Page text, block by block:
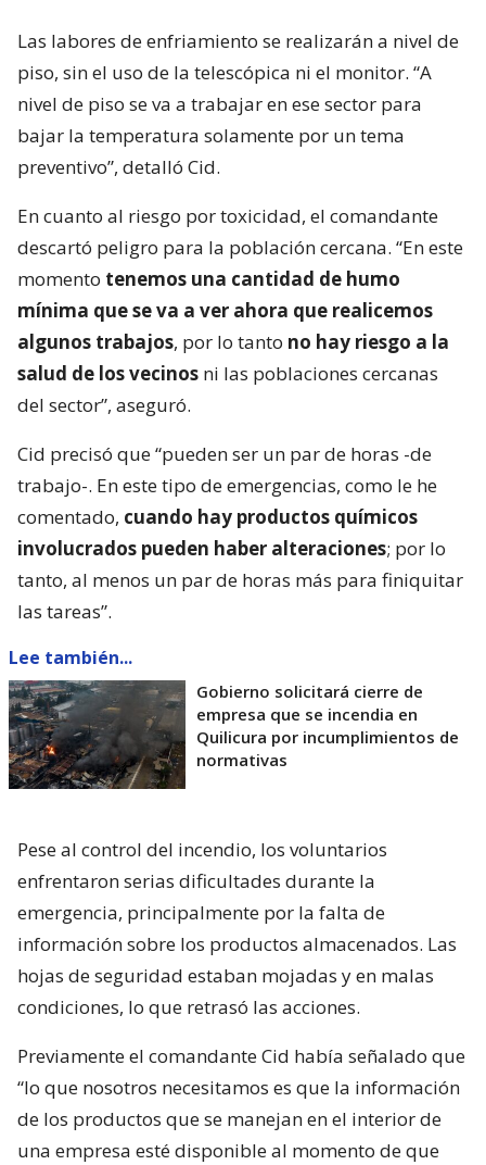
Las labores de enfriamiento se realizarán a nivel de
piso, sin el uso de la telescópica ni el monitor. “A
nivel de piso se va a trabajar en ese sector para
bajar la temperatura solamente por un tema
preventivo”, detalló Cid.
En cuanto al riesgo por toxicidad, el comandante
descartó peligro para la población cercana. “En este
momento tenemos una cantidad de humo
mínima que se va a ver ahora que realicemos
algunos trabajos, por lo tanto no hay riesgo a la
salud de los vecinos ni las poblaciones cercanas
del sector”, aseguró.
Cid precisó que “pueden ser un par de horas -de
trabajo-. En este tipo de emergencias, como le he
comentado, cuando hay productos químicos
involucrados pueden haber alteraciones; por lo
tanto, al menos un par de horas más para finiquitar
las tareas”.
Lee también...
Gobierno solicitará cierre de
empresa que se incendia en
Quilicura por incumplimientos de
normativas
Pese al control del incendio, los voluntarios
enfrentaron serias dificultades durante la
emergencia, principalmente por la falta de
información sobre los productos almacenados. Las
hojas de seguridad estaban mojadas y en malas
condiciones, lo que retrasó las acciones.
Previamente el comandante Cid había señalado que
“lo que nosotros necesitamos es que la información
de los productos que se manejan en el interior de
una empresa esté disponible al momento de que